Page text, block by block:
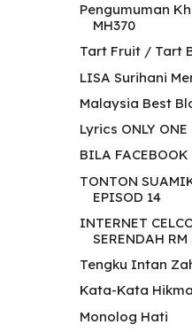
Pengumuman
MH370
Tart Fruit / Tart
LISA Surihani
Malaysia Best
Lyrics ONLY
BILA
TONTON
EPISOD 14
INTERNET
SERENDAH
Tengku Intan
Kata-Kata
Monolog Hati